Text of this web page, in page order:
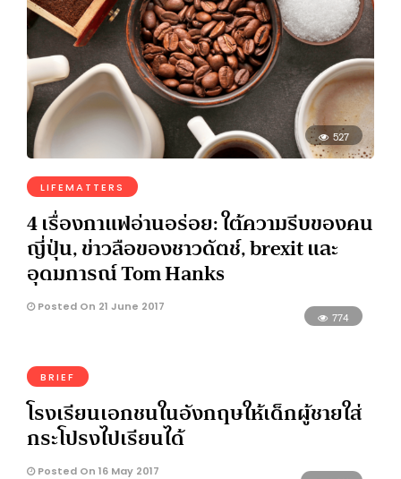
527
LIFEMATTERS
4 เรื่องกาแฟอ่านอร่อย: ใต้ความรีบของคน
ญี่ปุ่น, ข่าวลือของชาวดัตช์, brexit และ
อุดมการณ์ ​Tom Hanks
Posted On 21 June 2017
774
BRIEF
โรงเรียนเอกชนในอังกฤษให้เด็กผู้ชายใส่
กระโปรงไปเรียนได้
Posted On 16 May 2017